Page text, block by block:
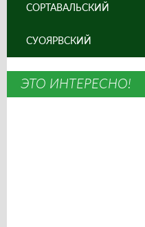
СОРТАВАЛЬСКИЙ
СУОЯРВСКИЙ
ЭТО ИНТЕРЕСНО!